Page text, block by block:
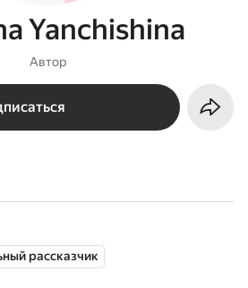
Yanchishina
Автор
рассказчик